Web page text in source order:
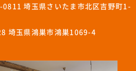
0811 埼玉県さいたま市北区吉野町1-
埼玉県鴻巣市鴻巣1069-4